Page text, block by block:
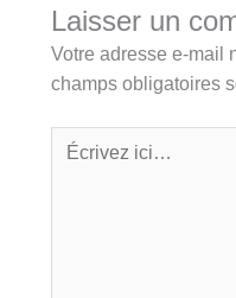
Laisser un
Votre adresse e-mail
champs obligatoires
Écrivez